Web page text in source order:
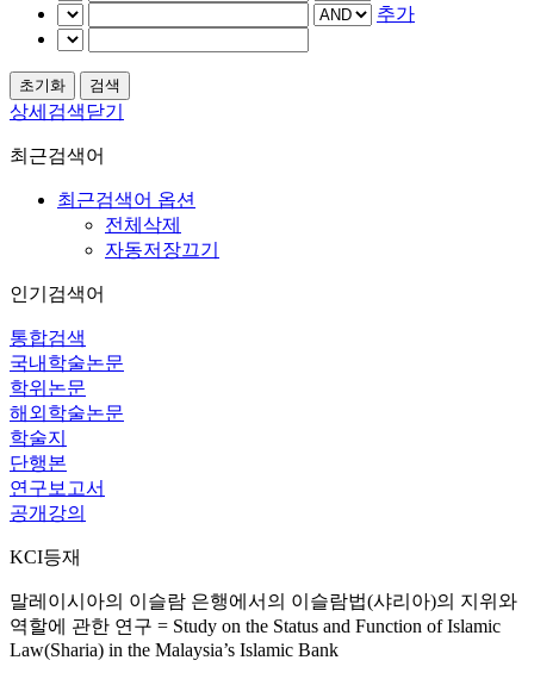
추가
상세검색닫기
최근검색어
최근검색어 옵션
전체삭제
자동저장끄기
인기검색어
통합검색
국내학술논문
학위논문
해외학술논문
학술지
단행본
연구보고서
공개강의
KCI등재
말레이시아의 이슬람 은행에서의 이슬람법(샤리아)의 지위와
역할에 관한 연구 = Study on the Status and Function of Islamic
Law(Sharia) in the Malaysia’s Islamic Bank